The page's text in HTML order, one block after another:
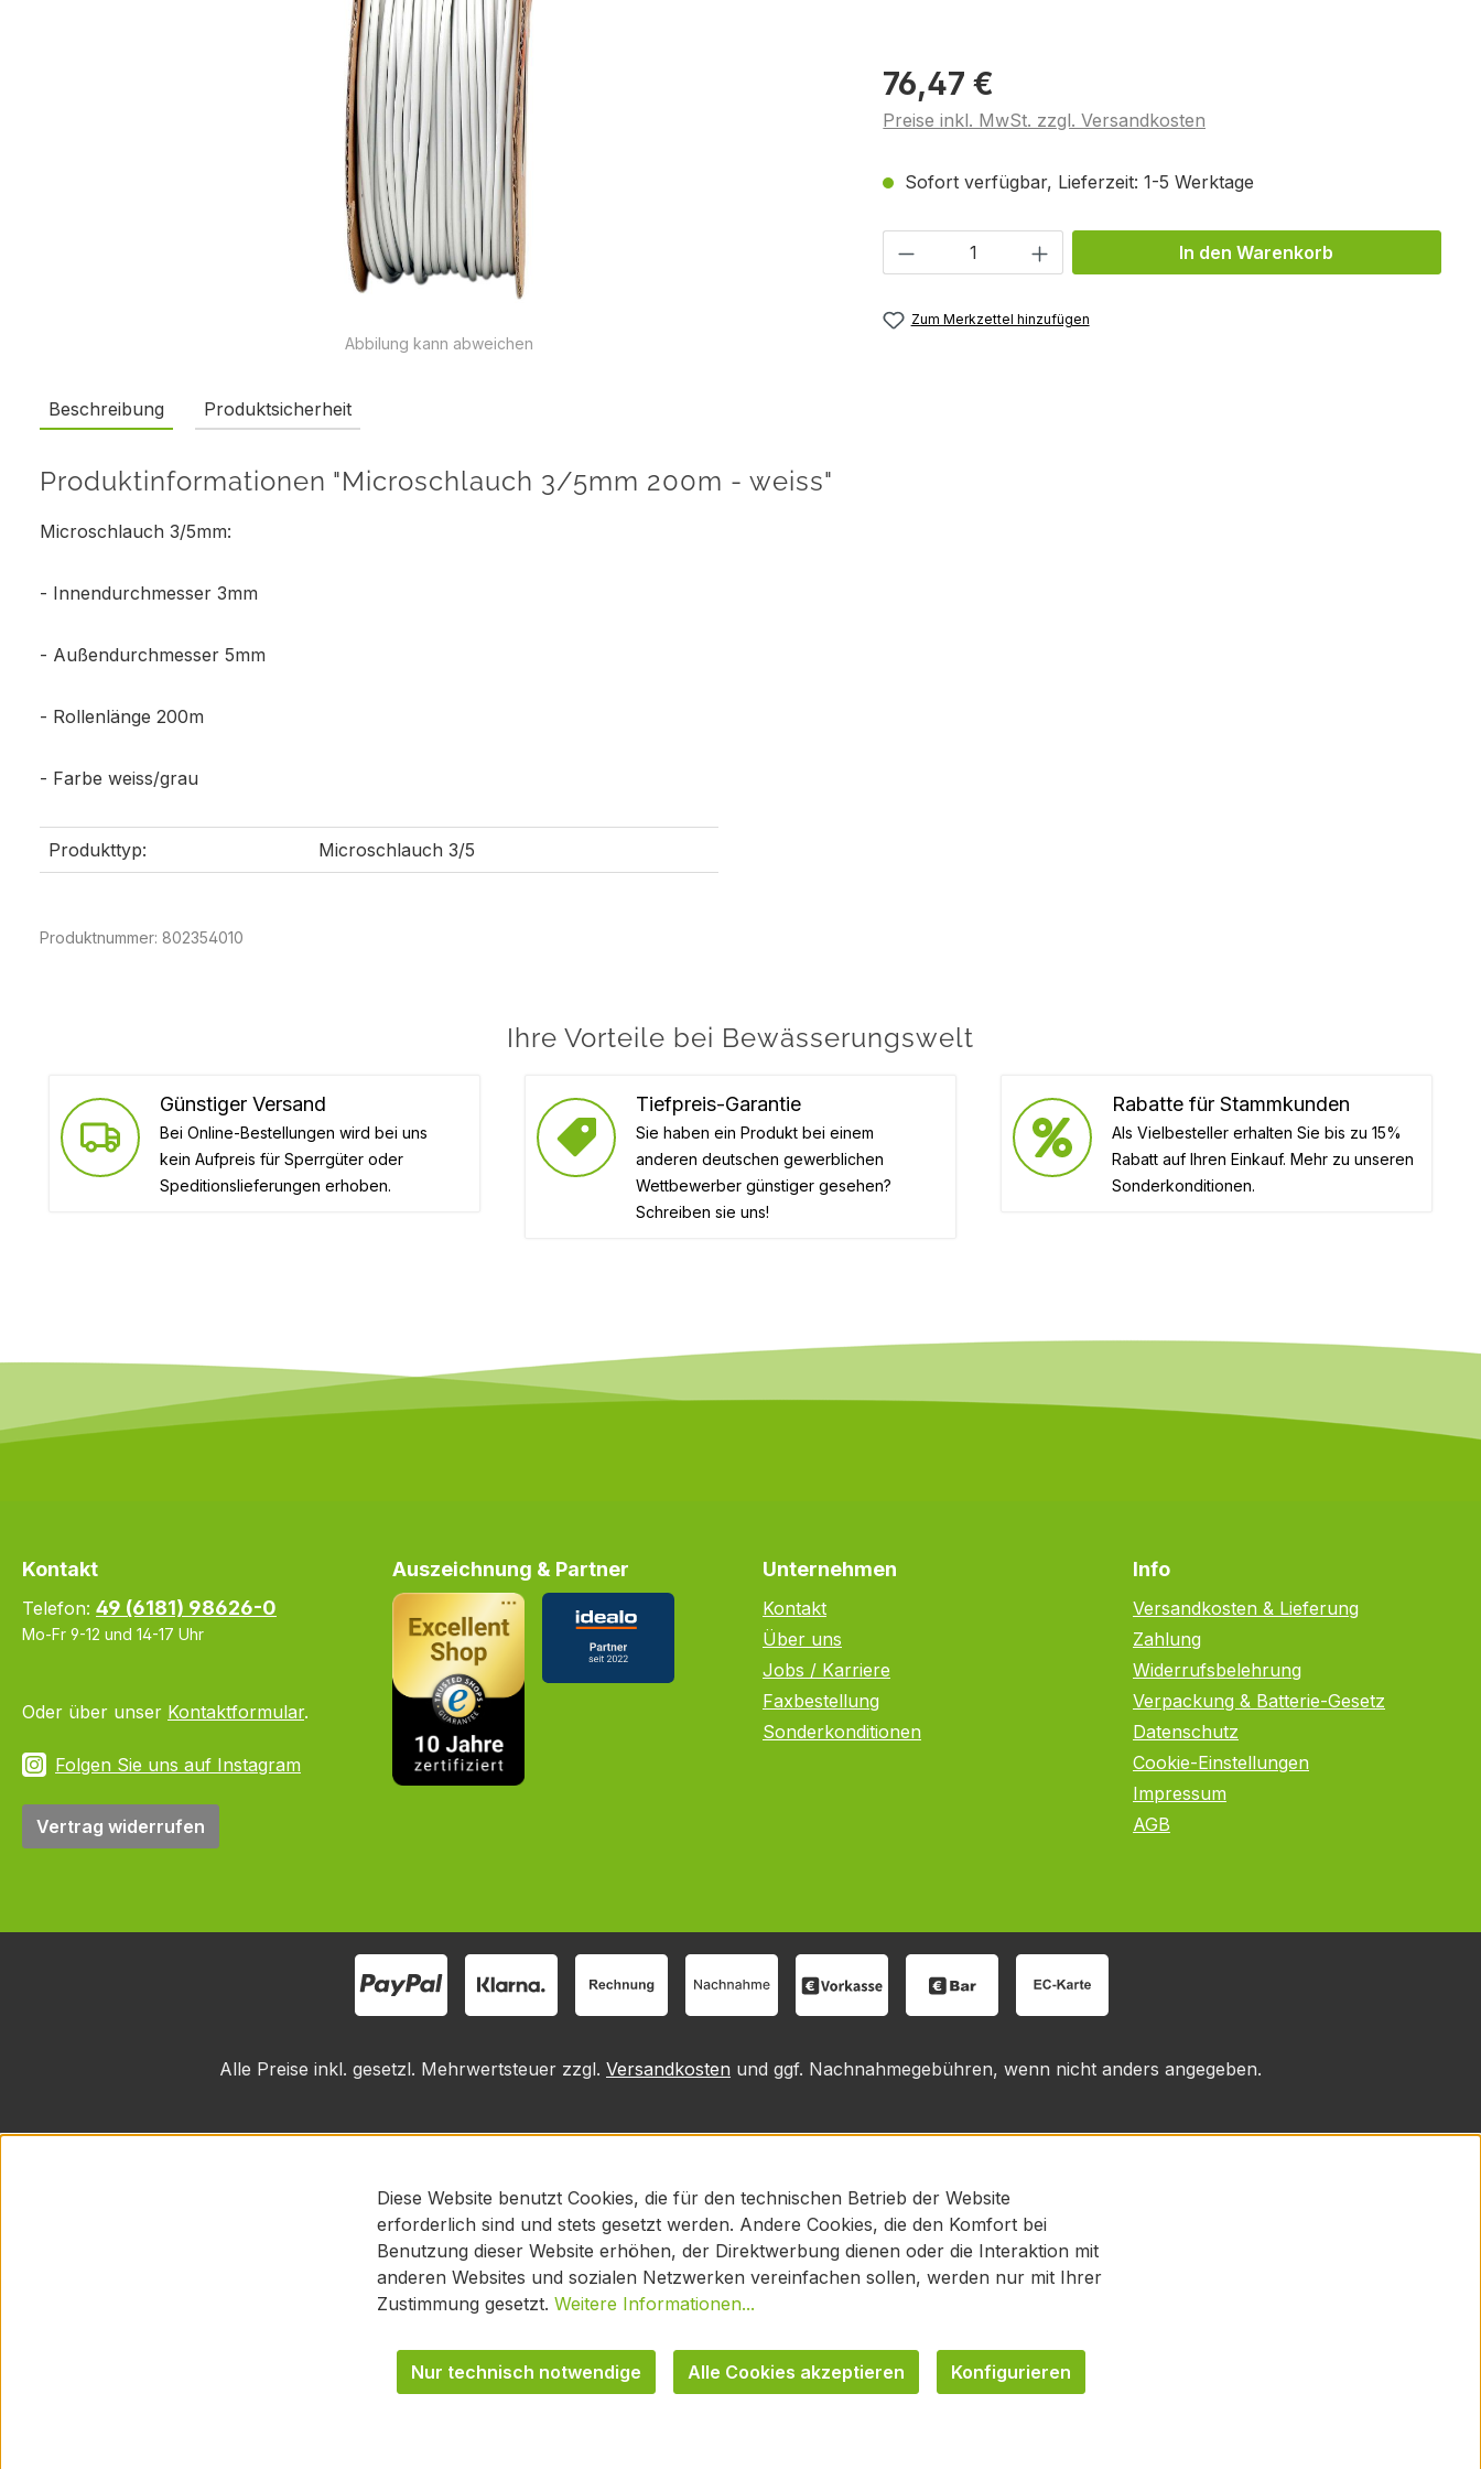
Abbilung kann abweichen
76,47 €
Preise inkl. MwSt. zzgl. Versandkosten
Sofort verfügbar, Lieferzeit: 1-5 Werktage
Produkt Anzahl: Gib den gewünschten Wert
In den Warenkorb
Zum Merkzettel hinzufügen
Beschreibung Produktsicherheit
Produktinformationen "Microschlauch 3/5mm 200m - weiss"
Microschlauch 3/5mm:
- Innendurchmesser 3mm
- Außendurchmesser 5mm
- Rollenlänge 200m
- Farbe weiss/grau
Produkttyp: Microschlauch 3/5
Produktnummer: 802354010
Ihre Vorteile bei Bewässerungswelt
Günstiger Versand
Bei Online-Bestellungen wird bei uns
kein Aufpreis für Sperrgüter oder
Speditionslieferungen erhoben.
Tiefpreis-Garantie
Sie haben ein Produkt bei einem
anderen deutschen gewerblichen
Wettbewerber günstiger gesehen?
Schreiben sie uns!
Rabatte für Stammkunden
Als Vielbesteller erhalten Sie bis zu 15%
Rabatt auf Ihren Einkauf. Mehr zu unseren
Sonderkonditionen.
Kontakt
Telefon: 49 (6181) 98626-0
Mo-Fr 9-12 und 14-17 Uhr
Oder über unser Kontaktformular.
Folgen Sie uns auf Instagram
Vertrag widerrufen
Auszeichnung & Partner Unternehmen
Kontakt
Über uns
Jobs / Karriere
Faxbestellung
Sonderkonditionen
Info
Versandkosten & Lieferung
Zahlung
Widerrufsbelehrung
Verpackung & Batterie-Gesetz
Datenschutz
Cookie-Einstellungen
Impressum
AGB
Alle Preise inkl. gesetzl. Mehrwertsteuer zzgl. Versandkosten und ggf. Nachnahmegebühren, wenn nicht anders angegeben.
Diese Website benutzt Cookies, die für den technischen Betrieb der Website
erforderlich sind und stets gesetzt werden. Andere Cookies, die den Komfort bei
Benutzung dieser Website erhöhen, der Direktwerbung dienen oder die Interaktion mit
anderen Websites und sozialen Netzwerken vereinfachen sollen, werden nur mit Ihrer
Zustimmung gesetzt. Weitere Informationen...
Nur technisch notwendige Alle Cookies akzeptieren Konfigurieren